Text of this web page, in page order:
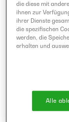
JANUAR
die diese mit
ihnen zur
ihrer Dienste
die spezifischen
werden, die
erhalten und
Alle